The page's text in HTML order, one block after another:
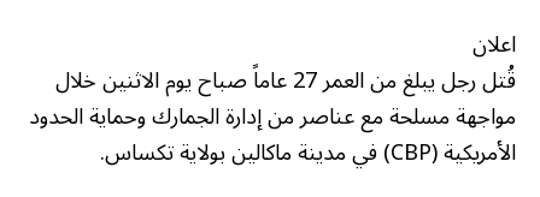
اعلان
قُتل رجل يبلغ من العمر 27 عاماً صباح يوم الاثنين خلال
مواجهة مسلحة مع عناصر من إدارة الجمارك وحماية الحدود
الأمريكية (CBP) في مدينة ماكالين بولاية تكساس.